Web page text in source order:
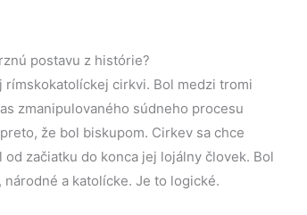
postavu z histórie?
rímskokatolíckej cirkvi. Bol medzi tromi
zmanipulovaného súdneho procesu
že bol biskupom. Cirkev sa chce
začiatku do konca jej lojálny človek. Bol
a katolícke. Je to logické.